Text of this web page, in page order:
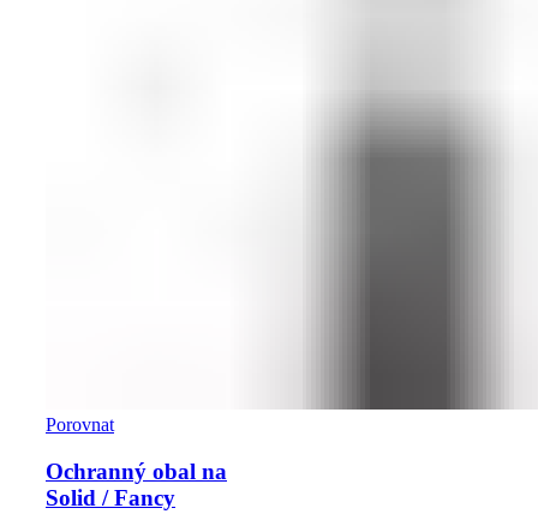
Porovnat
Ochranný obal na
Solid / Fancy